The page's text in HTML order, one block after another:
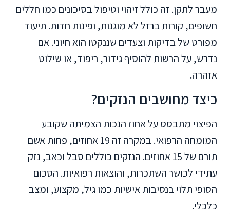
מעבר לתקן. זה כולל זיהוי וטיפול בסיכונים כמו חללים
חשופים, קורות ברזל לא מוגנות, ופינות חדות. תיעוד
מפורט של בדיקות וצעדים שננקטו הוא חיוני. אם
נדרש, על הרשות להוסיף גידור, ריפוד, או שילוט
אזהרה.
כיצד מחושבים הנזקים?
הפיצוי מתבסס על אחוז הנכות הצמיתה שקובע
המומחה הרפואי. במקרה זה 19 אחוזים, פחות אשם
תורם של 15 אחוזים. הנזקים כוללים סבל וכאב, נזק
עתידי לכושר השתכרות, והוצאות רפואיות. הסכום
הסופי תלוי בנסיבות אישיות כמו גיל, מקצוע, ומצב
כלכלי.